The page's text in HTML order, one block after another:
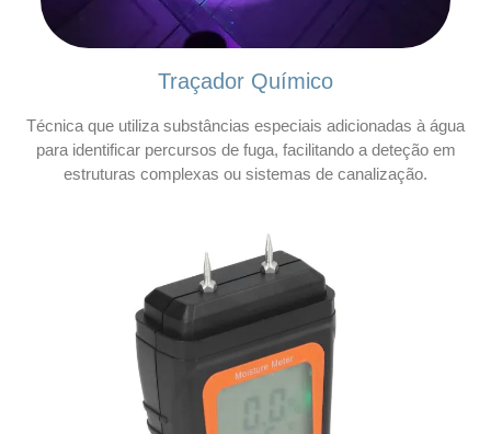
Traçador Químico
Técnica que utiliza substâncias especiais adicionadas à água
para identificar percursos de fuga, facilitando a deteção em
estruturas complexas ou sistemas de canalização.